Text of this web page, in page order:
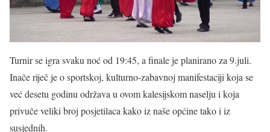
Turnir se igra svaku noć od 19:45, a finale je planirano za 9.juli.
Inače riječ je o sportskoj, kulturno-zabavnoj manifestaciji koja se
već desetu godinu održava u ovom kalesijskom naselju i koja
privuče veliki broj posjetilaca kako iz naše općine tako i iz
susjednih.